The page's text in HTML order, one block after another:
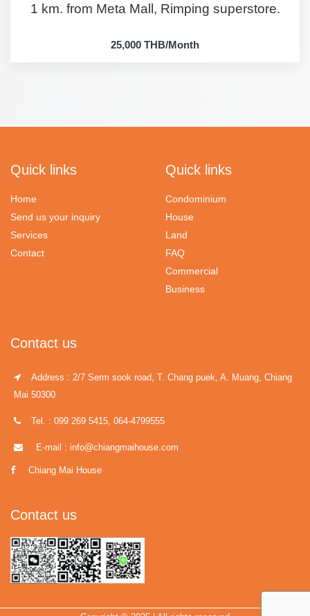
1 km. from Meta Mall, Rimping superstore.
25,000 THB/Month
Quick links
Home
Send us your inquiry
Services
Contact
Quick links
Condominium
House
Land
FAQ
Commercial
Business
Contact us
Address : 2/7 Serm sook road, T. Chang puek, A. Muang, Chiang
Mai 50300
Tel. : 099 269 5415, 064-4799555
E-mail : info@chiangmaihouse.com
Chiang Mai House
Contact us